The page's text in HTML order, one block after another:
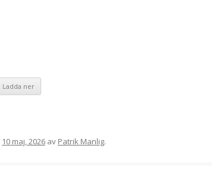
Ladda ner
10 maj, 2026 av Patrik Manlig.